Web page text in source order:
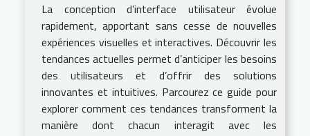
La conception d’interface utilisateur évolue
rapidement, apportant sans cesse de nouvelles
expériences visuelles et interactives. Découvrir les
tendances actuelles permet d’anticiper les besoins
des utilisateurs et d’offrir des solutions
innovantes et intuitives. Parcourez ce guide pour
explorer comment ces tendances transforment la
manière dont chacun interagit avec les